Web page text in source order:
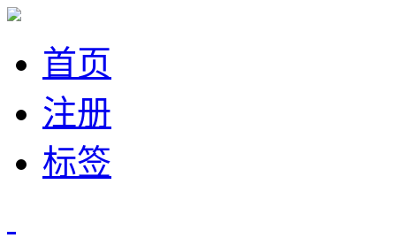
首页
注册
标签